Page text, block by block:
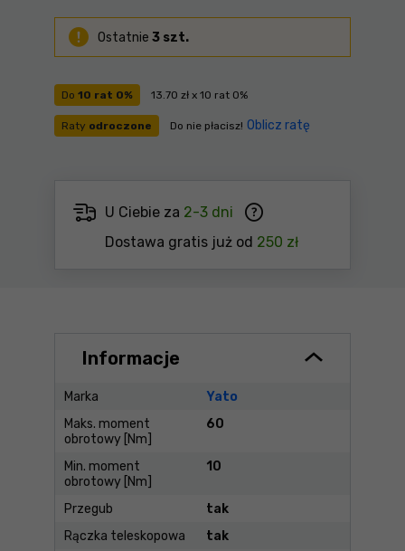
Do 10 rat 0% 13.70 zł x 10 rat 0%
Raty odroczone Do nie płacisz! Oblicz ratę
Ostatnie 3 szt.
U Ciebie za 2-3 dni
Dostawa gratis już od 250 zł
Informacje
Marka
Yato
Maks. moment
obrotowy [Nm]
60
Min. moment
obrotowy [Nm]
10
Przegub
tak
Rączka teleskopowa
tak